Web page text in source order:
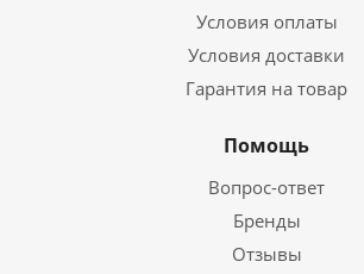
Условия оплаты
Условия доставки
Гарантия на товар
Помощь
Вопрос-ответ
Бренды
Отзывы